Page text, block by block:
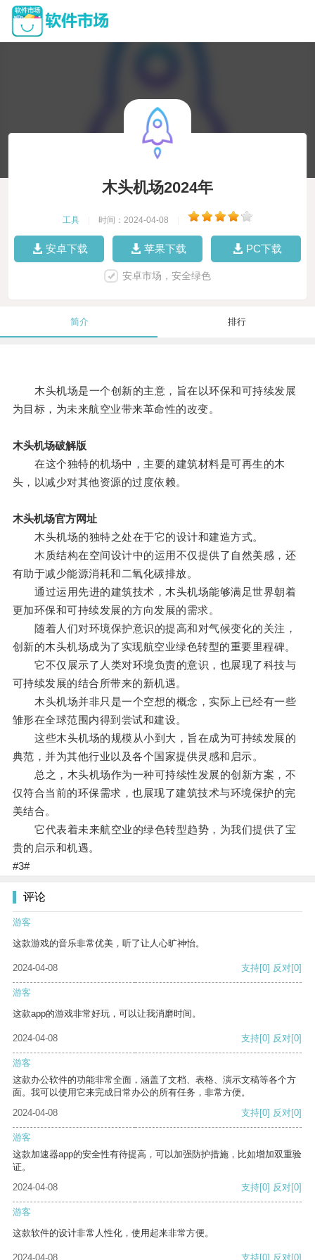
木头机场2024年
工具 时间：2024-04-08
安卓下载 苹果下载 PC下载
安卓市场，安全绿色
简介 排行
木头机场是一个创新的主意，旨在以环保和可持续发展
为目标，为未来航空业带来革命性的改变。
木头机场破解版
在这个独特的机场中，主要的建筑材料是可再生的木
头，以减少对其他资源的过度依赖。
木头机场官方网址
木头机场的独特之处在于它的设计和建造方式。
木质结构在空间设计中的运用不仅提供了自然美感，还
有助于减少能源消耗和二氧化碳排放。
通过运用先进的建筑技术，木头机场能够满足世界朝着
更加环保和可持续发展的方向发展的需求。
随着人们对环境保护意识的提高和对气候变化的关注，
创新的木头机场成为了实现航空业绿色转型的重要里程碑。
它不仅展示了人类对环境负责的意识，也展现了科技与
可持续发展的结合所带来的新机遇。
木头机场并非只是一个空想的概念，实际上已经有一些
雏形在全球范围内得到尝试和建设。
这些木头机场的规模从小到大，旨在成为可持续发展的
典范，并为其他行业以及各个国家提供灵感和启示。
总之，木头机场作为一种可持续性发展的创新方案，不
仅符合当前的环保需求，也展现了建筑技术与环境保护的完
美结合。
它代表着未来航空业的绿色转型趋势，为我们提供了宝
贵的启示和机遇。
#3#
评论
游客
这款游戏的音乐非常优美，听了让人心旷神怡。
2024-04-08 支持[0] 反对[0]
游客
这款app的游戏非常好玩，可以让我消磨时间。
2024-04-08 支持[0] 反对[0]
游客
这款办公软件的功能非常全面，涵盖了文档、表格、演示文稿等各个方
面。我可以使用它来完成日常办公的所有任务，非常方便。
2024-04-08
支持[0] 反对[0]
游客
这款加速器app的安全性有待提高，可以加强防护措施，比如增加双重验
证。
2024-04-08
支持[0] 反对[0]
游客
这款软件的设计非常人性化，使用起来非常方便。
2024-04-08 支持[0] 反对[0]